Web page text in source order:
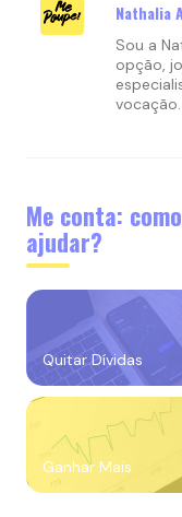
Nathalia
Sou a
opção,
vocação.
Me conta:
ajudar?
Quitar Dívidas
Ganhar Mais